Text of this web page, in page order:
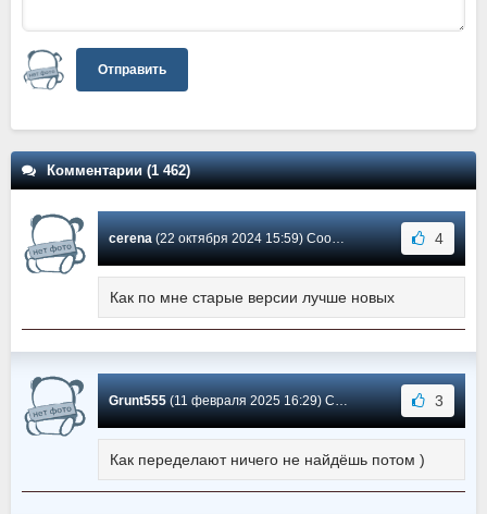
Отправить
Комментарии (1 462)
cerena(22 октября 2024 15:59) Сообщение #1366 4
Как по мне старые версии лучше новых
Grunt555(11 февраля 2025 16:29) Сообщение #1365 3
Как переделают ничего не найдёшь потом )